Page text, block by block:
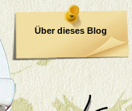
Über dieses Blog